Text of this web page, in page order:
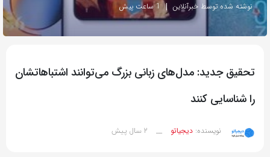
نوشته شده توسط خبرآنلاین 1 ساعت پیش
تحقیق جدید: مدل‌های زبانی بزرگ می‌توانند اشتباهاتشان
را شناسایی کنند
نویسنده: دیجیاتو __ 2 سال پیش